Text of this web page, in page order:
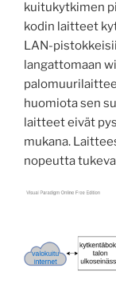
kuitukytkimen
kodin laitteet
LAN-
langattomaan
huomiota sen
laitteet eivät
mukana.
nopeutta